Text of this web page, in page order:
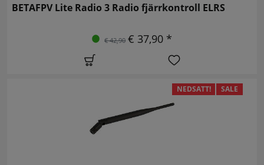
BETAFPV Lite Radio 3 Radio fjärrkontroll ELRS
€ 42,90 € 37,90 *
NEDSATT! SALE